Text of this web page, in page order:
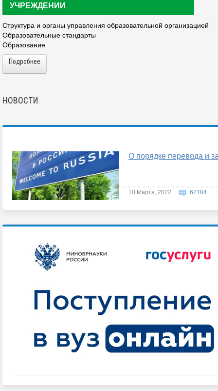
УЧРЕЖДЕНИИ
Структура и органы управления образовательной организацией
Образовательные стандарты
Образование
Подробнее
НОВОСТИ
О порядке перевода и
10 Марта, 2022 62184